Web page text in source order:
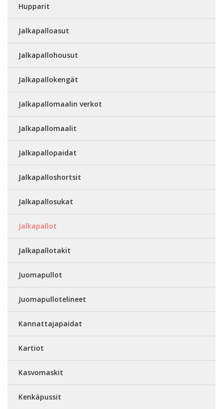
Hupparit
Jalkapalloasut
Jalkapallohousut
Jalkapallokengät
Jalkapallomaalin verkot
Jalkapallomaalit
Jalkapallopaidat
Jalkapalloshortsit
Jalkapallosukat
Jalkapallot
Jalkapallotakit
Juomapullot
Juomapullotelineet
Kannattajapaidat
Kartiot
Kasvomaskit
Kenkäpussit